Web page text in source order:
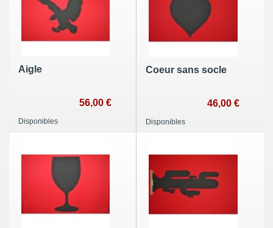
Aigle
56,00 €
Disponibles
Coeur sans socle
46,00 €
Disponibles